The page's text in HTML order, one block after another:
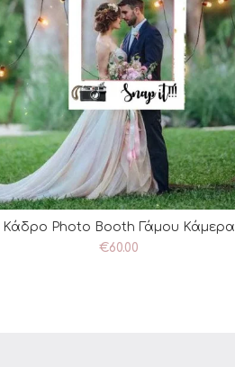
ΠΡΟΣΘΉΚΗ ΣΤΟ ΚΑΛΆΘΙ
Κάδρο Photo Booth Γάμου Κάμερα
€60.00